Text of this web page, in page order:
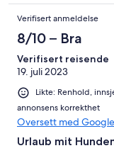
definitely stay again!
Verifisert anmeldelse
8/10 – Bra
Verifisert reisende
19. juli 2023
Likte: Renhold,
annonsens korrekthet
Oversett med Google
Urlaub mit